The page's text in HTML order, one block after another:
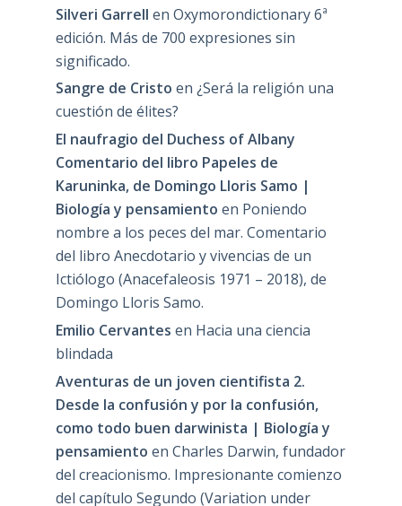
Silveri Garrell en Oxymorondictionary 6ª
edición. Más de 700 expresiones sin
significado.
Sangre de Cristo en ¿Será la religión una
cuestión de élites?
El naufragio del Duchess of Albany
Comentario del libro Papeles de
Karuninka, de Domingo Lloris Samo |
Biología y pensamiento en Poniendo
nombre a los peces del mar. Comentario
del libro Anecdotario y vivencias de un
Ictiólogo (Anacefaleosis 1971 – 2018), de
Domingo Lloris Samo.
Emilio Cervantes en Hacia una ciencia
blindada
Aventuras de un joven cientifista 2.
Desde la confusión y por la confusión,
como todo buen darwinista | Biología y
pensamiento en Charles Darwin, fundador
del creacionismo. Impresionante comienzo
del capítulo Segundo (Variation under